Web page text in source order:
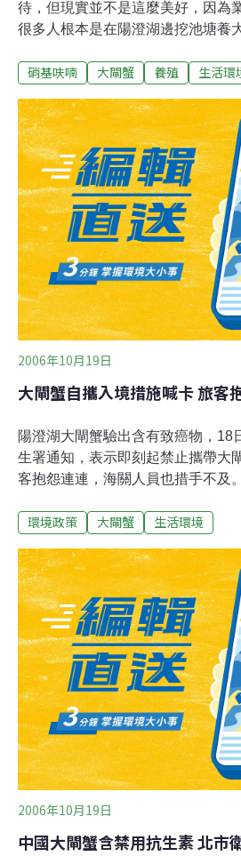
待，但現實並不是這麼美好，因為
很多人根本是在陽澄湖邊挖池塘養
使是湖中養殖的大閘蟹，也還是有
蟹業者說：「抓大閘蟹的時候，如
一些藥來塗，可能就會有殘留。」
的養殖業者堅稱是在運輸過程中，
法規，每一個流程，都有控制藥物
協會理事長李國平表示，從苗種到
境，都應實行全程監控。硝基呋喃
如何準確使用、確保沒有任何殘留
硝基呋喃 大閘蟹 養殖 生活環
2006年10月19日
大閘蟹自攜入境措施喊卡 旅客
陽澄湖大閘蟹驗出含有致癌物，18
生署通知，表示即刻起禁止攜帶大
客抱怨連連，海關人員也措手不及
客，將收取的大閘蟹銷毀。在18日
政策突然大轉彎，當時間之後入境
交出來，引起旅客抱怨、海關荒措
大閘蟹，還是依規定憑檢驗局的輸
受到禁令的影響。
環境政策 大閘蟹 生活環境
2006年10月19日
中國大閘蟹含禁用抗生素 北市